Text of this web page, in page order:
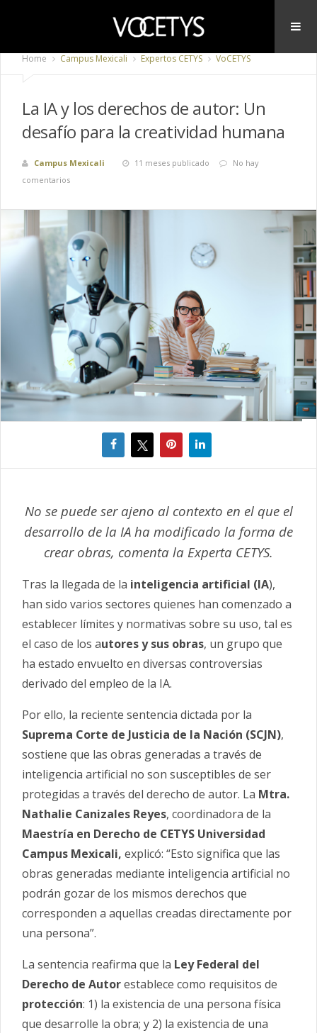
Home Campus Mexicali Expertos CETYS VoCETYS
La IA y los derechos de autor: Un
desafío para la creatividad humana
Campus Mexicali 11 meses publicado
No hay
comentarios
No se puede ser ajeno al contexto en el que el
desarrollo de la IA ha modificado la forma de
crear obras, comenta la Experta CETYS.
Tras la llegada de la inteligencia artificial (IA),
han sido varios sectores quienes han comenzado a
establecer límites y normativas sobre su uso, tal es
el caso de los autores y sus obras, un grupo que
ha estado envuelto en diversas controversias
derivado del empleo de la IA.
Por ello, la reciente sentencia dictada por la
Suprema Corte de Justicia de la Nación (SCJN),
sostiene que las obras generadas a través de
inteligencia artificial no son susceptibles de ser
protegidas a través del derecho de autor. La Mtra.
Nathalie Canizales Reyes, coordinadora de la
Maestría en Derecho de CETYS Universidad
Campus Mexicali, explicó: “Esto significa que las
obras generadas mediante inteligencia artificial no
podrán gozar de los mismos derechos que
corresponden a aquellas creadas directamente por
una persona”.
La sentencia reafirma que la Ley Federal del
Derecho de Autorestablece como requisitos de
protección: 1) la existencia de una persona física
que desarrolle la obra; y 2) la existencia de una